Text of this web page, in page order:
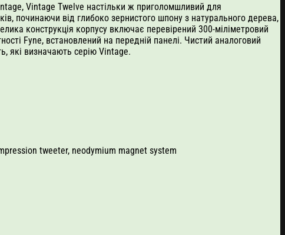
Vintage Twelve настільки ж приголомшливий для
починаючи від глибоко зернистого шпону з натурального дерева,
конструкція корпусу включає перевірений 300-міліметровий
Fyne, встановлений на передній панелі. Чистий аналоговий
які визначають серію Vintage.
tweeter, neodymium magnet system